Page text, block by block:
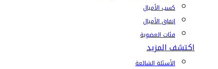
كسب الأميال
إنفاق الأميال
فئات العضوية
اكتشف المزيد
الأسئلة الشائعة